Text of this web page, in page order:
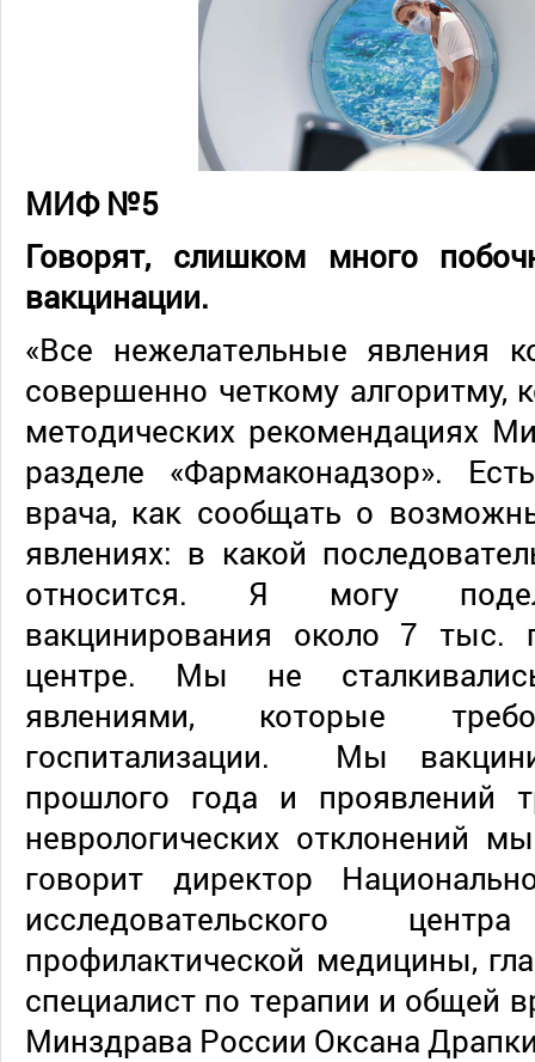
МИФ №5
Говорят, слишком много
вакцинации.
«Все нежелательные явления
совершенно четкому алгоритму,
методических рекомендациях
разделе «Фармаконадзор».
врача, как сообщать о
явлениях: в какой
относится. Я могу
вакцинирования около 7
центре. Мы не
явлениями, которые
госпитализации. Мы
прошлого года и проявлений
неврологических отклонений
говорит директор
исследовательского
профилактической медицины,
специалист по терапии и общей
Минздрава России Оксана